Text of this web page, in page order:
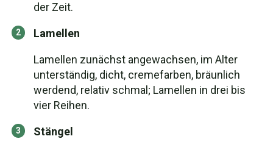
der Zeit.
Lamellen
Lamellen zunächst angewachsen, im Alter
unterständig, dicht, cremefarben, bräunlich
werdend, relativ schmal; Lamellen in drei bis
vier Reihen.
Stängel